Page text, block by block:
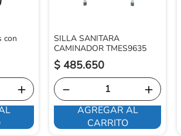
con
＋
SILLA SANITARA
CAMINADOR TMES9635
$ 485.650
＋
－
AGREGAR AL
CARRITO